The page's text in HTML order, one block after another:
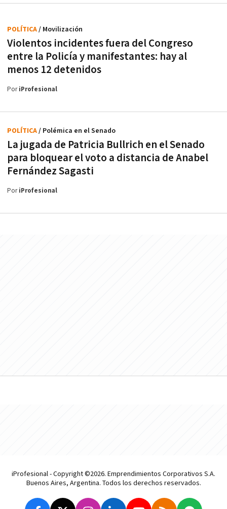
Violentos incidentes fuera del Congreso
entre la Policía y manifestantes: hay al
menos 12 detenidos
POLÍTICA/ Movilización
PoriProfesional
La jugada de Patricia Bullrich en el Senado
para bloquear el voto a distancia de Anabel
Fernández Sagasti
POLÍTICA/ Polémica en el Senado
PoriProfesional
iProfesional - Copyright ©2026. Emprendimientos Corporativos S.A.
Buenos Aires, Argentina. Todos los derechos reservados.